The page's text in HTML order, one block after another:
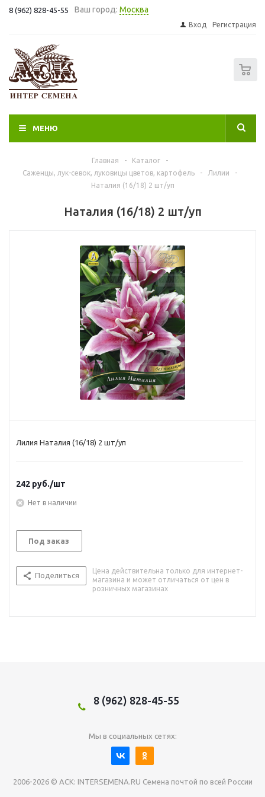
8 (962) 828-45-55 Ваш город: Москва
Вход Регистрация
МЕНЮ
Главная - Каталог
-
Саженцы, лук-севок, луковицы цветов, картофель
- Лилии
-
Наталия (16/18) 2 шт/уп
Наталия (16/18) 2 шт/уп
Лилия Наталия (16/18) 2 шт/уп
242 руб./шт
Нет в наличии
Под заказ
Поделиться
Цена действительна только для интернет-
магазина и может отличаться от цен в
розничных магазинах
8 (962) 828-45-55
Мы в социальных сетях:
2006-2026 © АСК: INTERSEMENA.RU Семена почтой по всей России